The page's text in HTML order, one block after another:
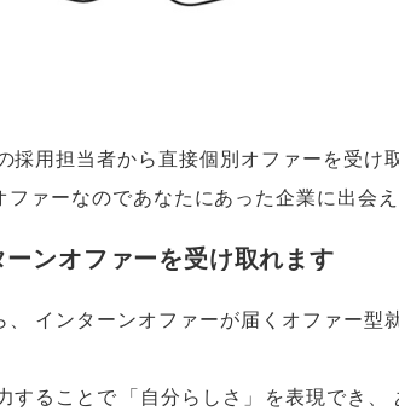
採用担当者から直接個別オファーを受け
ァーなのであなたにあった企業に出会え
ンオファーを受け取れます
インターンオファーが届くオファー型
することで 「自分らしさ 」 を表現でき